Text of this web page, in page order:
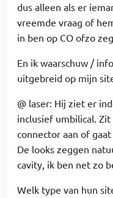
dus alleen als er
vreemde vraag of
in ben op CO ofzo
En ik waarschuw /
uitgebreid op mijn
@ laser: Hij ziet er
inclusief umbilical.
connector aan of
De looks zeggen
cavity, ik ben net zo
Welk type van hun